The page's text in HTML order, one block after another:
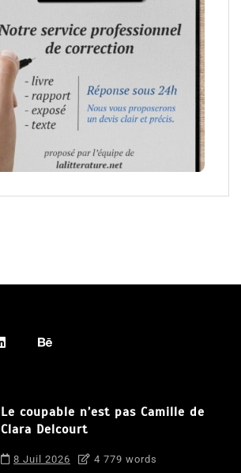
Le coupable n’est pas Camille de
Clara Delcourt
8 Juil 2026 4 779 words